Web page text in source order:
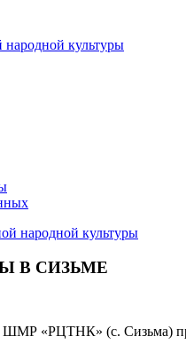
культуры
В СИЗЬМЕ
«РЦТНК» (с. Сизьма)